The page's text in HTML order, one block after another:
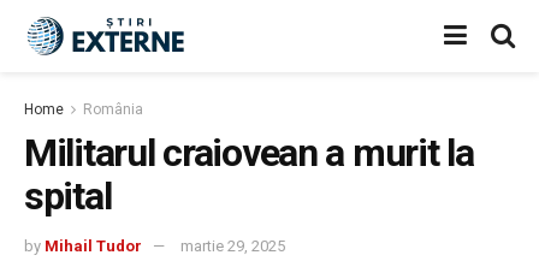
Home România
Militarul craiovean a murit la
spital
by Mihail Tudor martie 29, 2025